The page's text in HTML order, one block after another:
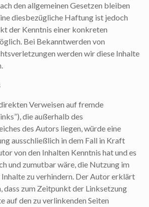
den allgemeinen Gesetzen bleiben
diesbezügliche Haftung ist jedoch
der Kenntnis einer konkreten
Bei Bekanntwerden von
werden wir diese Inhalte
Verweisen auf fremde
die außerhalb des
des Autors liegen, würde eine
ausschließlich in dem Fall in Kraft
von den Inhalten Kenntnis hat und es
und zumutbar wäre, die Nutzung im
zu verhindern. Der Autor erklärt
dass zum Zeitpunkt der Linksetzung
auf den zu verlinkenden Seiten